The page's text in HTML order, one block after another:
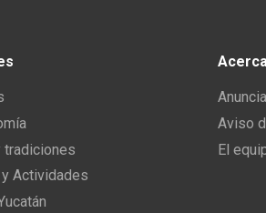
tradiciones
Actividades
Aviso
El